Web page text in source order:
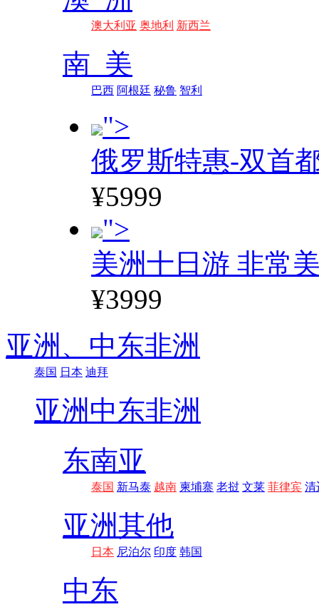
澳大利亚 奥地利 新西兰
南 美
巴西 阿根廷 秘鲁 智利
">
俄罗斯特惠-双首
¥5999
">
美洲十日游 非常
¥3999
亚洲、 中东非洲
泰国 日本 迪拜
亚洲 中东非洲
东南亚
泰国 新马泰 越南 柬埔寨 老挝 文莱 菲律宾 清
亚洲其他
日本 尼泊尔 印度 韩国
中东